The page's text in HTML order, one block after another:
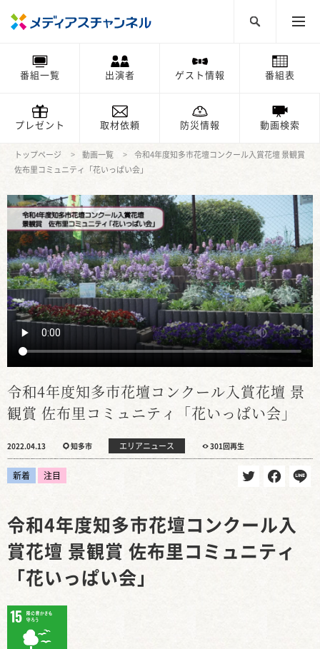
番組一覧 出演者 ゲスト情報 番組表
プレゼント 取材依頼 防災情報 動画検索
トップページ 動画一覧
令和4年度知多市花壇コンクール入賞花壇 景観賞
佐布里コミュニティ「花いっぱい会」
令和4年度知多市花壇コンクール入賞花壇 景
観賞 佐布里コミュニティ「花いっぱい会」
2022.04.13 知多市 エリアニュース 301回再生
新着 注目
令和4年度知多市花壇コンクール入
賞花壇 景観賞 佐布里コミュニティ
「花いっぱい会」